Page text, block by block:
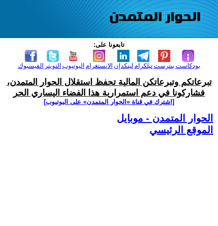
تابعونا على:
الفيسبوك التويتر اليوتيوب الانستغرام لينكدإن تيلكرامبنترست بودكاست
تبرعاتكم وتبرعاتكن المالية تحفظ استقلال الحوار المتمدن،
فشاركونا في دعم استمرارية هذا الفضاء اليساري الحر
[اشترك في قناة ‫«الحوار المتمدن» على اليوتيوب]
الحوار المتمدن - موبايل
الموقع الرئيسي